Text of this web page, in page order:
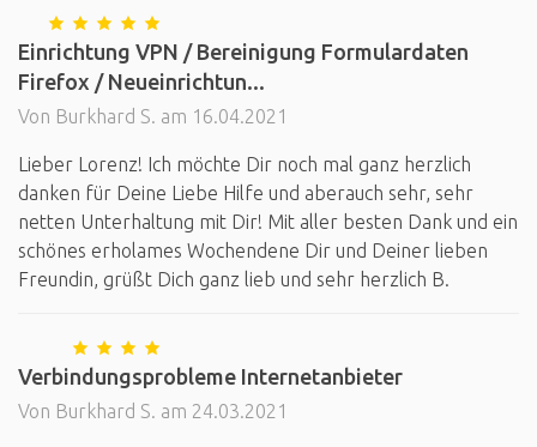
Einrichtung VPN / Bereinigung Formulardaten
Firefox / Neueinrichtun...
Von Burkhard S. am 16.04.2021
Lieber Lorenz! Ich möchte Dir noch mal ganz herzlich
danken für Deine Liebe Hilfe und aberauch sehr, sehr
netten Unterhaltung mit Dir! Mit aller besten Dank und ein
schönes erholames Wochendene Dir und Deiner lieben
Freundin, grüßt Dich ganz lieb und sehr herzlich B.
Verbindungsprobleme Internetanbieter
Von Burkhard S. am 24.03.2021